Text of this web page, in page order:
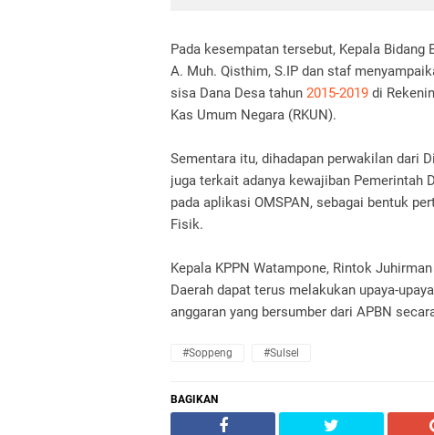
Pada kesempatan tersebut, Kepala Bidang
A. Muh. Qisthim, S.IP dan staf
sisa Dana Desa tahun 2015-2019 di
Kas Umum Negara (RKUN).
Sementara itu, dihadapan perwakilan dari
juga terkait adanya kewajiban Pemerintah
pada aplikasi OMSPAN, sebagai bentuk
Fisik.
Kepala KPPN Watampone, Rintok
Daerah dapat terus melakukan upaya-
anggaran yang bersumber dari APBN
#Soppeng #Sulsel
BAGIKAN